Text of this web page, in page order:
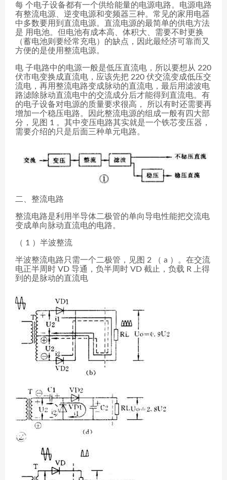
每 个电子设备都有一个供给能量的电源电路。电源电路
有整流电源、逆变电源和变频器三种。常见的家用电器
中多数要用到直流电源。直流电源的最简单的供电方法
是 用电池。但电池有成本高、体积大、需要不时更换
（蓄电池则要经常充电）的缺点，因此最经济可靠而又
方便的是使用整流电源。
电 子电路中的电源一般是低压直流电，所以要想从 220
伏市电变换成直流电，应该先把 220 伏交流变成低压交
流电，再用整流电路变成脉动的直流电，最后用滤波电
路滤除脉动直流电中的交流成分后才能得到直流电。有
的电子设备对电源的质量要求很高， 所以有时还需要再
增加一个稳压电路。因此整流电源的组成一般有四大部
分，见图 1 。其中变压电路其实就是一个铁芯变压器，
需要介绍的只是后面三种单元电路。
二、整流电路
整流电路是利用半导体二极管的单向导电性能把交流电
变成单向脉动直流电的电路。
（ 1 ）半波整流
半波整流电路只需一个二极管，见图 2 （ a ）。在交流
电正半周时 VD 导通，负半周时 VD 截止，负载 R 上得
到的是脉动的直流电